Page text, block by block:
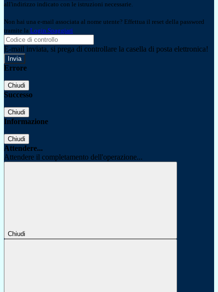
all'indirizzo indicato con le istruzioni necessarie.
Non hai una e-mail associata al nome utente? Effettua il reset della password
tramite la Login Spaggiari
E-mail inviata, si prega di controllare la casella di posta elettronica!
Errore
Chiudi
Successo
Chiudi
Informazione
Chiudi
Attendere...
Attendere il completamento dell'operazione...
Chiudi